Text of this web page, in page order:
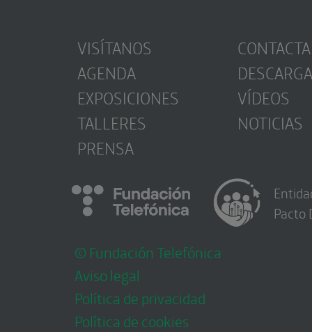
VISÍTANOS
AGENDA
EXPOSICIONES
TALLERES
PRENSA
CONTACTA
VÍDEOS
NOTICIAS
© Fundación Telefónica
Aviso legal
Política de privacidad
Política de cookies
Pacto